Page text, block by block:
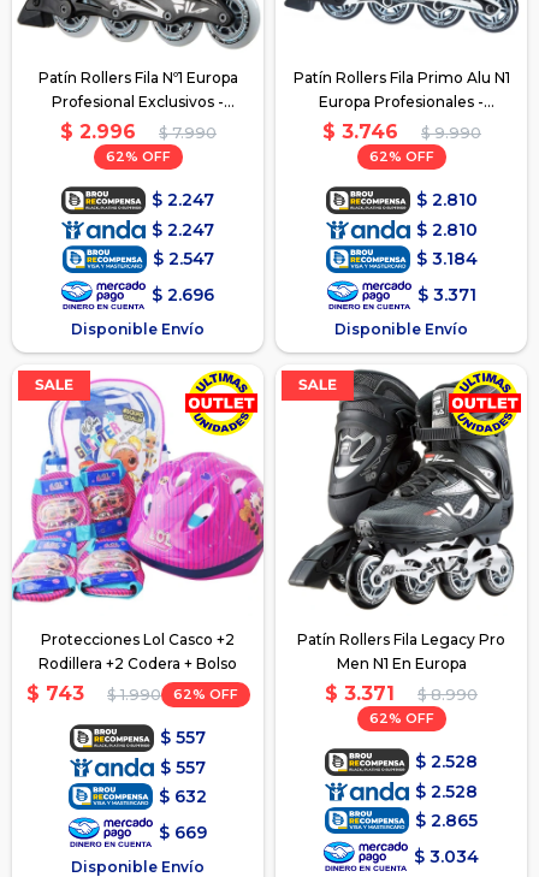
Patín Rollers Fila Nº1 Europa
Profesional Exclusivos -
Celeste
$ 2.996 $ 7.990
62
$ 2.247
$ 2.247
$ 2.547
$ 2.696
Disponible Envío
Patín Rollers Fila Primo Alu N1
Europa Profesionales -
Negro/Gris
$ 3.746 $ 9.990
62
$ 2.810
$ 2.810
$ 3.184
$ 3.371
Disponible Envío
Protecciones Lol Casco +2
Rodillera +2 Codera + Bolso
$ 743 $ 1.990 62
$ 557
$ 557
$ 632
$ 669
Disponible Envío
Patín Rollers Fila Legacy Pro
Men N1 En Europa
$ 3.371 $ 8.990
62
$ 2.528
$ 2.528
$ 2.865
$ 3.034